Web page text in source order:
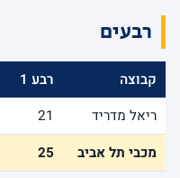
רבעים
קבוצה רבע 1
ריאל מדריד
21
מכבי תל אביב
25